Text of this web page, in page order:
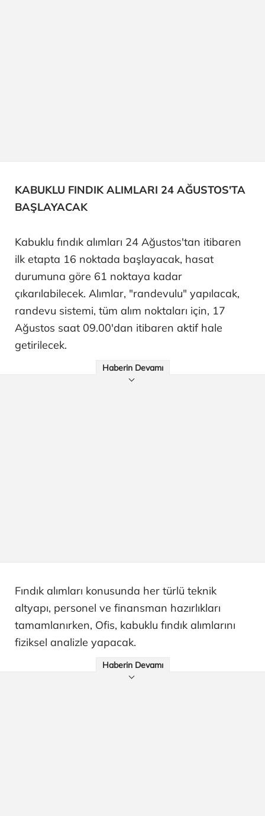
KABUKLU FINDIK ALIMLARI 24 AĞUSTOS'TA
BAŞLAYACAK
Kabuklu fındık alımları 24 Ağustos'tan itibaren
ilk etapta 16 noktada başlayacak, hasat
durumuna göre 61 noktaya kadar
çıkarılabilecek. Alımlar, "randevulu" yapılacak,
randevu sistemi, tüm alım noktaları için, 17
Ağustos saat 09.00'dan itibaren aktif hale
getirilecek.
Haberin Devamı
Fındık alımları konusunda her türlü teknik
altyapı, personel ve finansman hazırlıkları
tamamlanırken, Ofis, kabuklu fındık alımlarını
fiziksel analizle yapacak.
Haberin Devamı